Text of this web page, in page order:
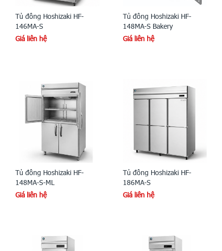
Tủ đông Hoshizaki HF-
146MA-S
Giá liên hệ
Tủ đông Hoshizaki HF-
148MA-S Bakery
Giá liên hệ
Tủ đông Hoshizaki HF-
148MA-S-ML
Giá liên hệ
Tủ đông Hoshizaki HF-
186MA-S
Giá liên hệ